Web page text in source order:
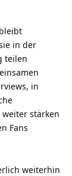
in der
teilen
in
stärken
Fans
weiterhin